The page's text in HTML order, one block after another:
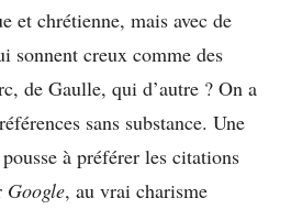
et chrétienne, mais avec de
sonnent creux comme des
de Gaulle, qui d’autre ? On a
sans substance. Une
à préférer les citations
Google, au vrai charisme